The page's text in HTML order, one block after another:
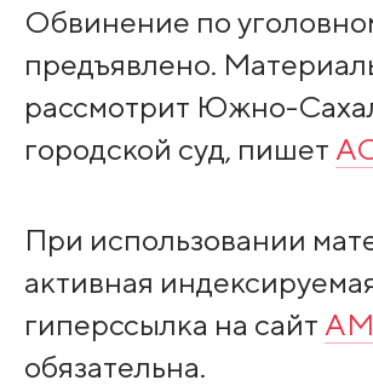
Обвинение по
предъявлено.
рассмотрит Южно-
городской суд, пишет
При использовании
активная
гиперссылка на сайт
обязательна.